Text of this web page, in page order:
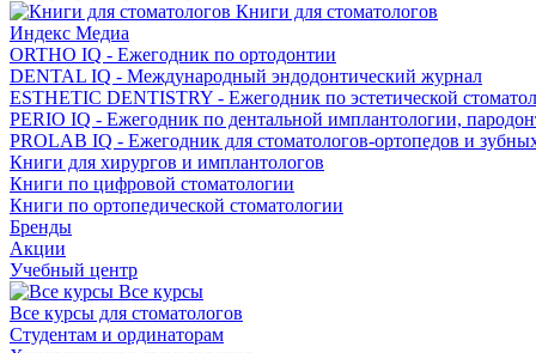
Книги для стоматологов
Индекс Медиа
ORTHO IQ - Ежегодник по ортодонтии
DENTAL IQ - Международный эндодонтический журнал
ESTHETIC DENTISTRY - Ежегодник по эстетической
PERIO IQ - Ежегодник по дентальной имплантологии,
PROLAB IQ - Ежегодник для стоматологов-ортопедов и
Книги для хирургов и имплантологов
Книги по цифровой стоматологии
Книги по ортопедической стоматологии
Бренды
Акции
Учебный центр
Все курсы
Все курсы для стоматологов
Студентам и ординаторам